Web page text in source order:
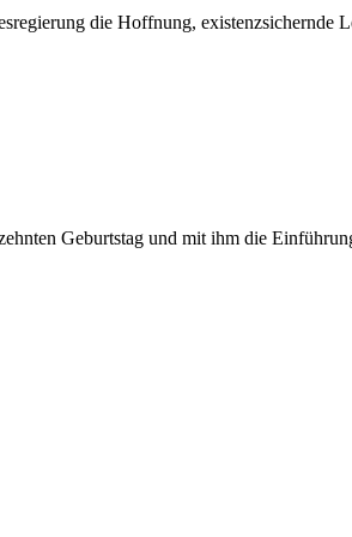
die Hoffnung,
Geburtstag und mit ihm die